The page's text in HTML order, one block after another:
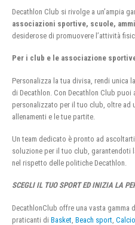
Decathlon Club si rivolge a un’ampia
associazioni sportive, scuole,
desiderose di promuovere l’attività
Per i club e le associazione
Personalizza la tua divisa, rendi unica
di Decathlon. Con Decathlon Club
personalizzato per il tuo club, oltre ad
allenamenti e le tue partite.
Un team dedicato è pronto ad
soluzione per il tuo club, garantendoti
nel rispetto delle politiche Decathlon.
SCEGLI IL TUO SPORT ED INIZIA LA
DecathlonClub offre una vasta
praticanti di Basket Beach sport Calcio